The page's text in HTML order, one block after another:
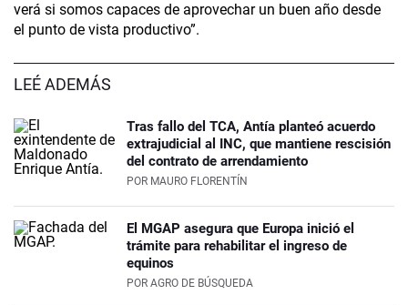
verá si somos capaces de aprovechar un buen año desde
el punto de vista productivo”.
LEÉ ADEMÁS
Tras fallo del TCA, Antía planteó acuerdo
extrajudicial al INC, que mantiene rescisión
del contrato de arrendamiento
POR MAURO FLORENTÍN
El MGAP asegura que Europa inició el
trámite para rehabilitar el ingreso de
equinos
POR AGRO DE BÚSQUEDA